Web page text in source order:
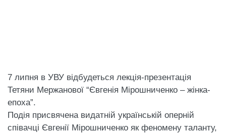
7 липня в УВУ відбудеться лекція-презентація
Тетяни Мержанової “Євгенія Мірошниченко – жінка-
епоха”.
Подія присвячена видатній українській оперній
співачці Євгенії Мірошниченко як феномену таланту,